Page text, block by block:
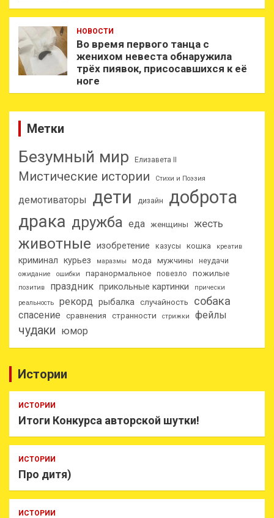
НОВОСТИ
Во время первого танца с
женихом невеста обнаружила
трёх пиявок, присосавшихся к её
ноге
Метки
Безумный мир Елизавета II
Мистические истории Стихи и Поэзия
демотиваторы дети дизайн доброта
драка дружба еда женщины жесть
животные изобретение казусы кошка креатив
криминал курьез маразмы мода мужчины неудачи
ожидание ошибки паранормальное повезло пожилые
позитив праздник прикольные картинки
прически
реальность
рекорд рыбалка случайность собака
спасение сравнения странности стрижки фейлы
чудаки юмор
Истории
ИСТОРИИ
Итоги Конкурса авторской шутки!
ИСТОРИИ
Про дитя)
ИСТОРИИ